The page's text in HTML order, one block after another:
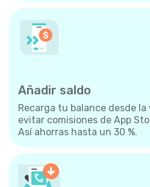
Añadir saldo
Recarga tu balance desde la
evitar comisiones de App
Así ahorras hasta un 30 %.